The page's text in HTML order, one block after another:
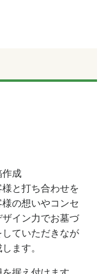
作成
と打ち合わせを
の想いやコンセ
イン力でお墓づ
ていただきなが
ます。